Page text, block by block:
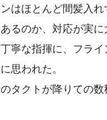
はほとんど間髪入
るのか、対応が実
寧な指揮に、フラ
思われた。
タクトが降りての数